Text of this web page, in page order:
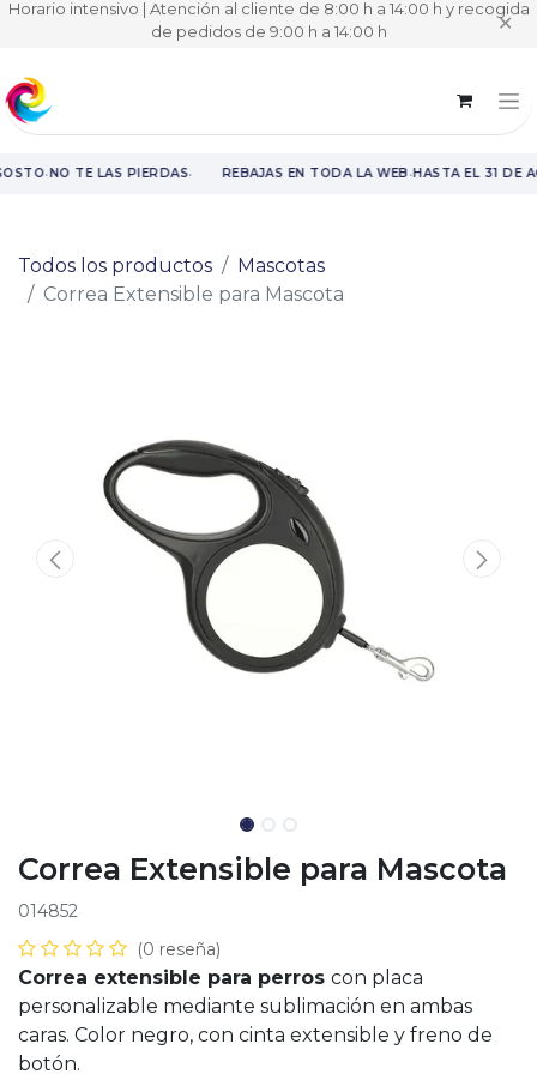
Horario intensivo | Atención al cliente de 8:00 h a 14:00 h y recogida
de pedidos de 9:00 h a 14:00 h ✕
·NO TE LAS PIERDAS· REBAJAS EN TODA LA WEB·HASTA EL 31 DE
Todos los productos
Mascotas
Correa Extensible para Mascota
Correa Extensible para Mascota
014852
(0 reseña)
Correa extensible para perros con placa
personalizable mediante sublimación en ambas
caras. Color negro, con cinta extensible y freno de
botón.